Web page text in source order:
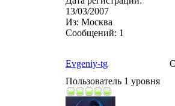
13/03/2007
Из: Москва
Сообщений: 1
Evgeniy-tg
Пользователь 1 уровня